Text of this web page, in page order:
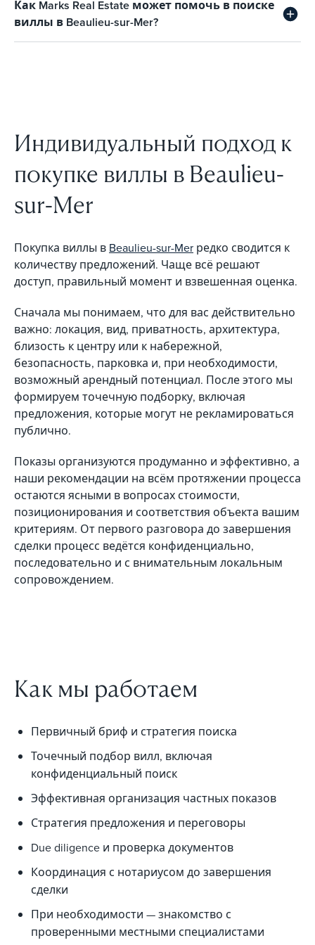
Как Marks Real Estate может помочь в поиске
виллы в Beaulieu-sur-Mer?
Индивидуальный подход к
покупке виллы в Beaulieu-
sur-Mer
Покупка виллы в Beaulieu-sur-Mer редко сводится к
количеству предложений. Чаще всё решают
доступ, правильный момент и взвешенная оценка.
Сначала мы понимаем, что для вас действительно
важно: локация, вид, приватность, архитектура,
близость к центру или к набережной,
безопасность, парковка и, при необходимости,
возможный арендный потенциал. После этого мы
формируем точечную подборку, включая
предложения, которые могут не рекламироваться
публично.
Показы организуются продуманно и эффективно, а
наши рекомендации на всём протяжении процесса
остаются ясными в вопросах стоимости,
позиционирования и соответствия объекта вашим
критериям. От первого разговора до завершения
сделки процесс ведётся конфиденциально,
последовательно и с внимательным локальным
сопровождением.
Как мы работаем
Первичный бриф и стратегия поиска
Точечный подбор вилл, включая
конфиденциальный поиск
Эффективная организация частных показов
Стратегия предложения и переговоры
Due diligence и проверка документов
Координация с нотариусом до завершения
сделки
При необходимости — знакомство с
проверенными местными специалистами